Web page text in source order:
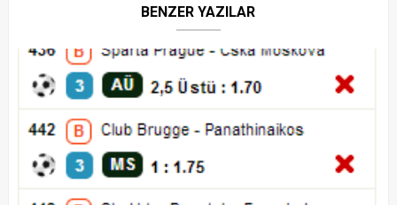
BENZER YAZILAR